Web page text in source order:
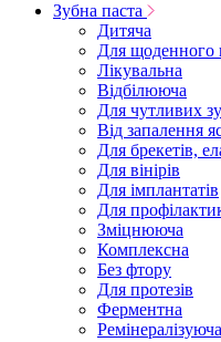
Зубна паста
Дитяча
Для щоденного
Лікувальна
Відбілююча
Для чутливих
Від запалення
Для брекетів,
Для вінірів
Для імплантатів
Для
Зміцнююча
Комплексна
Без фтору
Для протезів
Ферментна
Ремінералізуюча